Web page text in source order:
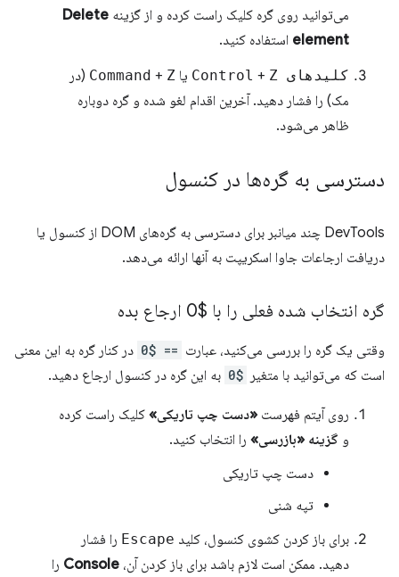
می‌توانید روی گره کلیک راست کرده و از گزینه Delete
element استفاده کنید.
کلیدهای Control + Z یا Command + Z
(در
مک) را فشار دهید. آخرین اقدام لغو شده و گره دوباره
ظاهر می‌شود.
دسترسی به گره‌ها در کنسول
DevTools چند میانبر برای دسترسی به گره‌های DOM از کنسول یا
دریافت ارجاعات جاوا اسکریپت به آنها ارائه می‌دهد.
گره انتخاب شده فعلی را با $0 ارجاع بده
وقتی یک گره را بررسی می‌کنید، عبارت == $0
در کنار گره به این معنی
است که می‌توانید با متغیر $0 به این گره در کنسول ارجاع دهید.
روی آیتم فهرست «دست چپ تاریکی» کلیک راست کرده
و گزینه «بازرسی» را انتخاب کنید.
دست چپ تاریکی
تپه شنی
برای باز کردن کشوی کنسول، کلید Escape را فشار
دهید. ممکن است لازم باشد برای باز کردن آن، Console را